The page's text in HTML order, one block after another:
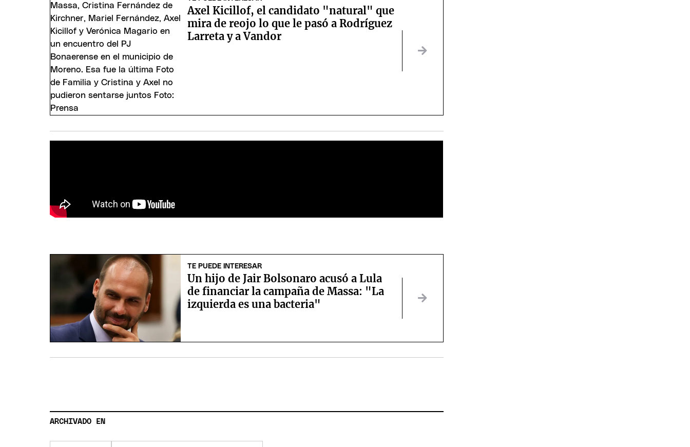
Axel Kicillof, el candidato "natural" que
mira de reojo lo que le pasó a Rodríguez
Larreta y a Vandor
TE PUEDE INTERESAR
Un hijo de Jair Bolsonaro acusó a Lula
de financiar la campaña de Massa: "La
izquierda es una bacteria"
ARCHIVADO EN